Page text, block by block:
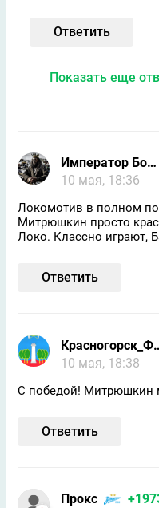
Ответить
Показать еще
Император Бомжей
10 мая, 18:36
Локомотив в полном
Митрюшкин просто
Локо. Классно играют,
Ответить
10 мая, 18:38
С победой! Митрюшкин
Ответить
Прокс